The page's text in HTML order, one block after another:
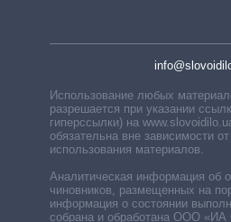
Использование любых
разрешается при указании
гиперссылки) на
обязательна вне зависимости от
использования материалов.
Аналитическая информация об
чиновников, размещенных на
информация о состоянии
собрана и обработана ООО «ИА